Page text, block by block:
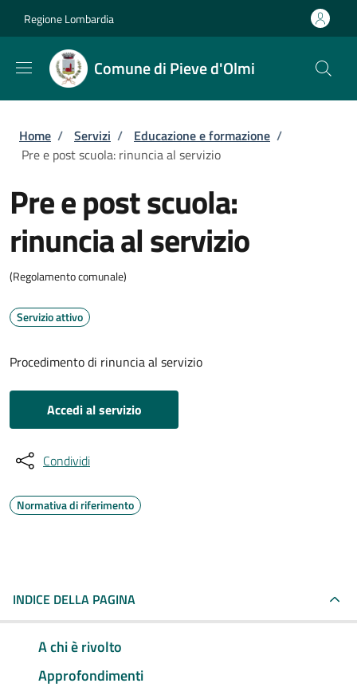
Regione Lombardia
Comune di Pieve d'Olmi
Briciole di pane
Home / Servizi / Educazione e formazione /
Pre e post scuola: rinuncia al servizio
Pre e post scuola:
rinuncia al servizio
(Regolamento comunale)
Servizio attivo
Procedimento di rinuncia al servizio
Accedi al servizio
Condividi
Normativa di riferimento
INDICE DELLA PAGINA
A chi è rivolto
Approfondimenti